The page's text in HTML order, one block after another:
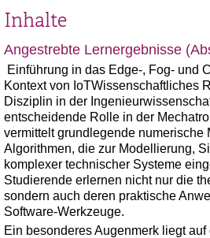
Inhalte
Angestrebte Lernergebnisse
Einführung in das Edge-, Fog- und
Kontext von IoTWissenschaftliches
Disziplin in der
entscheidende Rolle in der
vermittelt grundlegende numerische
Algorithmen, die zur Modellierung,
komplexer technischer Systeme
Studierende erlernen nicht nur die
sondern auch deren praktische
Software-Werkzeuge.
Ein besonderes Augenmerk liegt